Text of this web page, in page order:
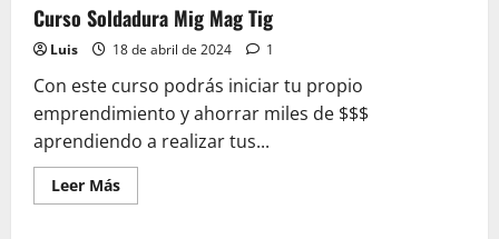
Curso Soldadura Mig Mag Tig
Luis 18 de abril de 2024 1
Con este curso podrás iniciar tu propio
emprendimiento y ahorrar miles de $$$
aprendiendo a realizar tus...
Leer MásLeer
más